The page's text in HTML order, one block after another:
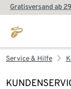
Gratisversand ab
Service & Hilfe